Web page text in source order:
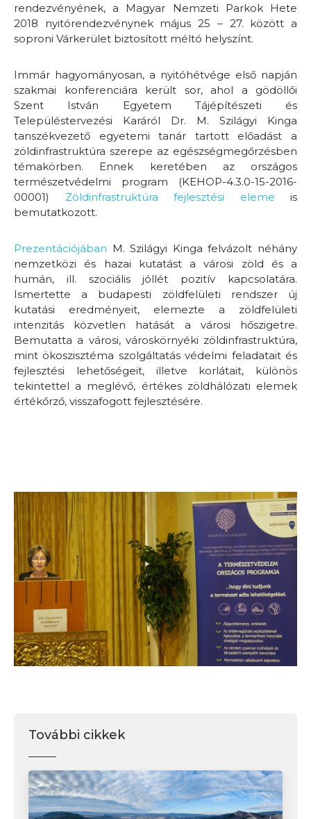
rendezvényének, a Magyar Nemzeti Parkok Hete
2018 nyitórendezvénynek május 25 – 27. között a
soproni Várkerület biztosított méltó helyszínt.
Immár hagyományosan, a nyitóhétvége első napján
szakmai konferenciára került sor, ahol a gödöllői
Szent István Egyetem Tájépítészeti és
Településtervezési Karáról Dr. M. Szilágyi Kinga
tanszékvezető egyetemi tanár tartott előadást a
zöldinfrastruktúra szerepe az egészségmegőrzésben
témakörben. Ennek keretében az országos
természetvédelmi program (KEHOP-4.3.0-15-2016-
00001) Zöldinfrastruktúra fejlesztési eleme is
bemutatkozott.
Prezentációjában M. Szilágyi Kinga felvázolt néhány
nemzetközi és hazai kutatást a városi zöld és a
humán, ill. szociális jóllét pozitív kapcsolatára.
Ismertette a budapesti zöldfelületi rendszer új
kutatási eredményeit, elemezte a zöldfelületi
intenzitás közvetlen hatását a városi hőszigetre.
Bemutatta a városi, városkörnyéki zöldinfrastruktúra,
mint ökoszisztéma szolgáltatás védelmi feladatait és
fejlesztési lehetőségeit, illetve korlátait, különös
tekintettel a meglévő, értékes zöldhálózati elemek
értékőrző, visszafogott fejlesztésére.
További cikkek